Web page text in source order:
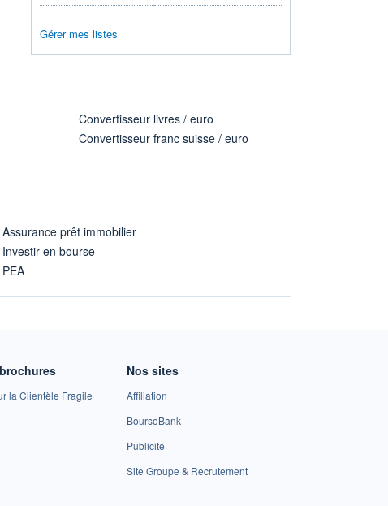
Gérer mes listes
Convertisseur livres / euro
Convertisseur franc suisse / euro
Assurance prêt immobilier
Investir en bourse
PEA
la Clientèle Fragile
Nos sites
Affiliation
BoursoBank
Publicité
Site Groupe & Recrutement